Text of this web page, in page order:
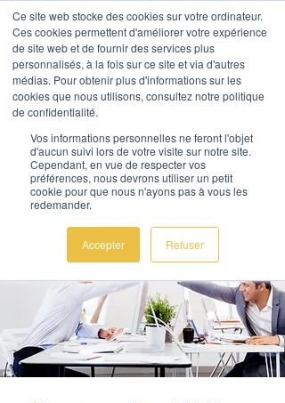
Ce site web stocke des cookies sur votre ordinateur.
Ces cookies permettent d'améliorer votre expérience
de site web et de fournir des services plus
personnalisés, à la fois sur ce site et via d'autres
médias. Pour obtenir plus d'informations sur les
cookies que nous utilisons, consultez notre politique
de confidentialité.
Vos informations personnelles ne feront l'objet
d'aucun suivi lors de votre visite sur notre site.
Cependant, en vue de respecter vos
préférences, nous devrons utiliser un petit
cookie pour que nous n'ayons pas à vous les
redemander.
Accepter Refuser
Nous contacter